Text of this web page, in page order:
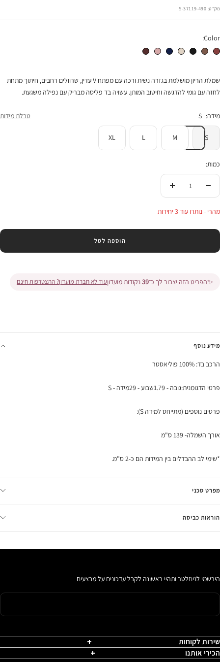
בהנחה
מק"ט: 37119-490-S
Color:
שמלת קוקו פליסה בורגונדי
שמלת קוקו פליסה חום שמלת קוקו פליסה שחורה
שמלת קוקו פליסה אבן שמלת קוקו פליסה נייבי שמלת קוקו פליסה פודרהשמלת קוקו פליסה חום שוקולד
שמלת הריון מושלמת בגזרה נשית ורכה עם מפתח V עדין, שרוולים רחבים, חיתוך מתחת
לחזה עם גומי להדגשה וחיטוב המותן. עשויה בד פליסה מבריק עם נפילה משגעת.
מידה: S טבלת מידות
S
M
L
XL
כמות:
העלי
מהרי - נותרו עוד 3 יחידות
הוספה לסל
✨הפריט הזה יצבור לך כ־39נקודות מועדוןעוד לא חברת מועדון? ההצטרפות חינם
מידע נוסף
הרכב בד: 100% פוליאסטר
פרטי הדגומנית:גובה - 1.79שבוע - 29מידה - S
פרטים נוספים (מתייחס למידה S):
אורך השמלה- 139 ס"מ
*שימי לב ההבדלים בין המידות הם כ-2 ס"מ.
מפרט טכני
הוראות כביסה
הירשמי לניוזלטר ותהיי ראשונה לקבל עדכונים על מבצעים
שירות לקוחות
הכירי אותנו